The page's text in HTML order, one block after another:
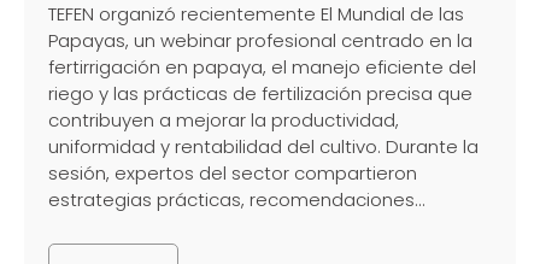
TEFEN organizó recientemente El Mundial de las
Papayas, un webinar profesional centrado en la
fertirrigación en papaya, el manejo eficiente del
riego y las prácticas de fertilización precisa que
contribuyen a mejorar la productividad,
uniformidad y rentabilidad del cultivo. Durante la
sesión, expertos del sector compartieron
estrategias prácticas, recomendaciones...